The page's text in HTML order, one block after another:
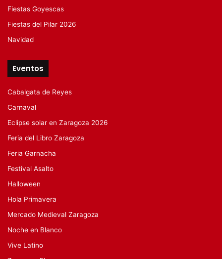
Fiestas Goyescas
Fiestas del Pilar 2026
Navidad
Eventos
Cabalgata de Reyes
Carnaval
Eclipse solar en Zaragoza 2026
Feria del Libro Zaragoza
Feria Garnacha
Festival Asalto
Halloween
Hola Primavera
Mercado Medieval Zaragoza
Noche en Blanco
Vive Latino